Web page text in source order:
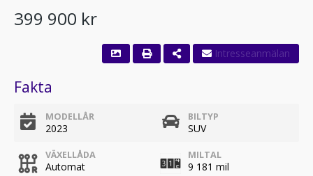
399 900 kr
Fakta
MODELLÅR
2023
BILTYP
SUV
VÄXELLÅDA
Automat
MILTAL
9 181 mil